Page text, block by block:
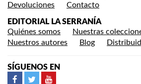
Devoluciones
Contacto
EDITORIAL LA SERRANÍA
Quiénes somos
Nuestras
Nuestros autores
Blog
SÍGUENOS EN